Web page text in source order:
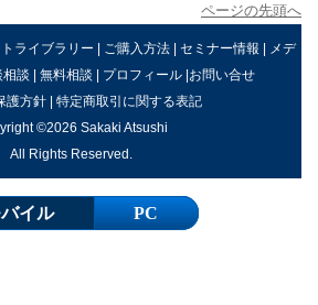
ページの先頭へ
ライブラリー | ご購入方法 | セミナー情報 | メデ
談 | 無料相談 | プロフィール|お問い合せ
護方針| 特定商取引に関する表記
©2026 Sakaki Atsushi
All Rights Reserved.
イル PC